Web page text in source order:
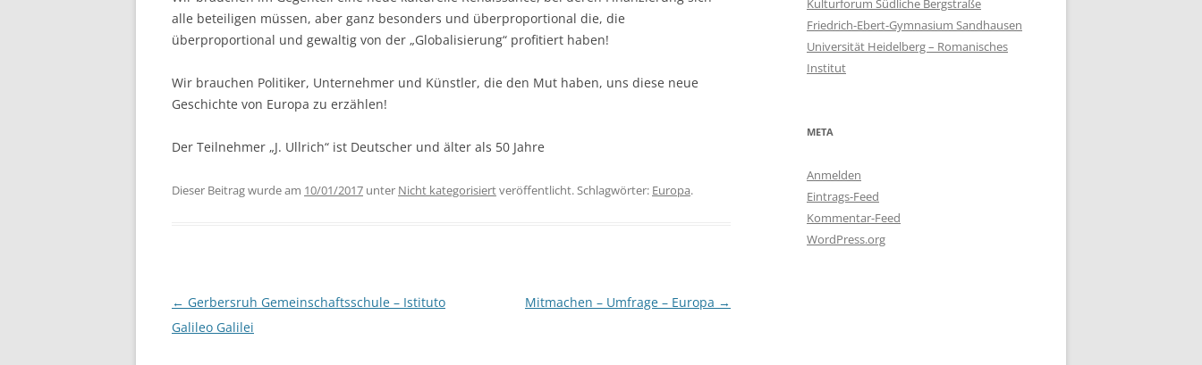
alle beteiligen müssen, aber ganz besonders und überproportional die, die
überproportional und gewaltig von der „Globalisierung“ profitiert haben!
Wir brauchen Politiker, Unternehmer und Künstler, die den Mut haben, uns diese neue
Geschichte von Europa zu erzählen!
Der Teilnehmer „J. Ullrich“ ist Deutscher und älter als 50 Jahre
Dieser Beitrag wurde am 10/01/2017 unter Nicht kategorisiertveröffentlicht. Schlagwörter: Europa.
Beitragsnavigation
← Gerbersruh Gemeinschaftsschule – Istituto
Galileo Galilei
Mitmachen – Umfrage – Europa →
Kulturforum Südliche Bergstraße
Friedrich-Ebert-Gymnasium Sandhausen
Universität Heidelberg – Romanisches
Institut
META
Anmelden
Eintrags-Feed
Kommentar-Feed
WordPress.org